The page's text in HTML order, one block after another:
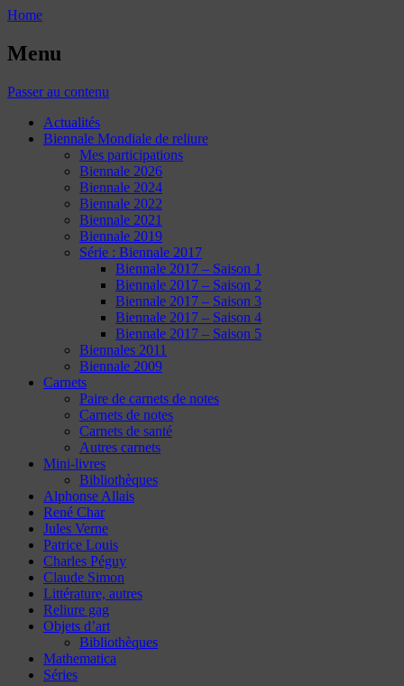
Home
Menu
Passer au contenu
Actualités
Biennale Mondiale de reliure
Mes participations
Biennale 2026
Biennale 2024
Biennale 2022
Biennale 2021
Biennale 2019
Série : Biennale 2017
Biennale 2017 – Saison 1
Biennale 2017 – Saison 2
Biennale 2017 – Saison 3
Biennale 2017 – Saison 4
Biennale 2017 – Saison 5
Biennales 2011
Biennale 2009
Carnets
Paire de carnets de notes
Carnets de notes
Carnets de santé
Autres carnets
Mini-livres
Bibliothèques
Alphonse Allais
René Char
Jules Verne
Patrice Louis
Charles Péguy
Claude Simon
Littérature, autres
Reliure gag
Objets d’art
Bibliothèques
Mathematica
Séries